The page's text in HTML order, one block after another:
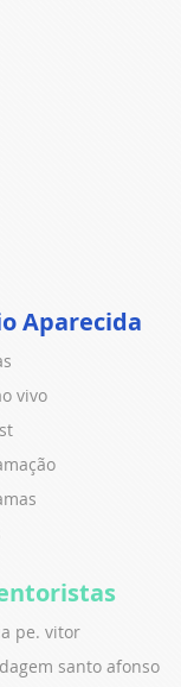
Aparecida
vivo
pe. vitor
santo afonso